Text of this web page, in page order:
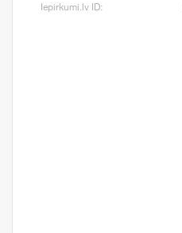
Iepirkumi.lv ID: